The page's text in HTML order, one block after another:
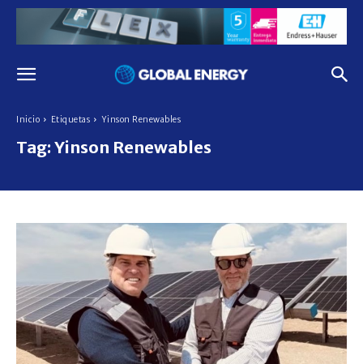
Inicio Etiquetas Yinson Renewables
Tag: Yinson Renewables